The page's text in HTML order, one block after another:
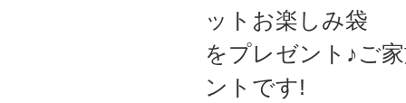
ットお楽しみ袋
をプレゼント♪ご
ントです!